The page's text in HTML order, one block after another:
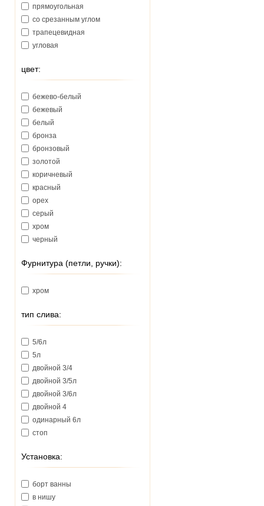
прямоугольная
со срезанным углом
трапецевидная
угловая
цвет:
бежево-белый
бежевый
белый
бронза
бронзовый
золотой
коричневый
красный
орех
серый
хром
черный
Фурнитура (петли, ручки):
хром
тип слива:
5/6л
5л
двойной 3/4
двойной 3/5л
двойной 3/6л
двойной 4
одинарный 6л
стоп
Установка:
борт ванны
в нишу